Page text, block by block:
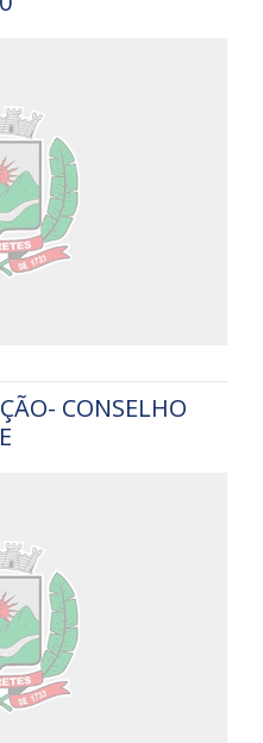
CONSELHO